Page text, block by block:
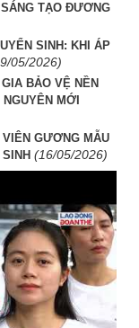
TẠO ĐƯƠNG
SINH: KHI ÁP
05/2026)
BẢO VỆ NỀN
MỚI
GƯƠNG MẪU
(16/05/2026)